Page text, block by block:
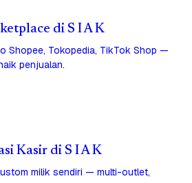
di S I A K
Shopee, Tokopedia, TikTok Shop —
penjualan.
Kasir di S I A K
milik sendiri — multi-outlet,